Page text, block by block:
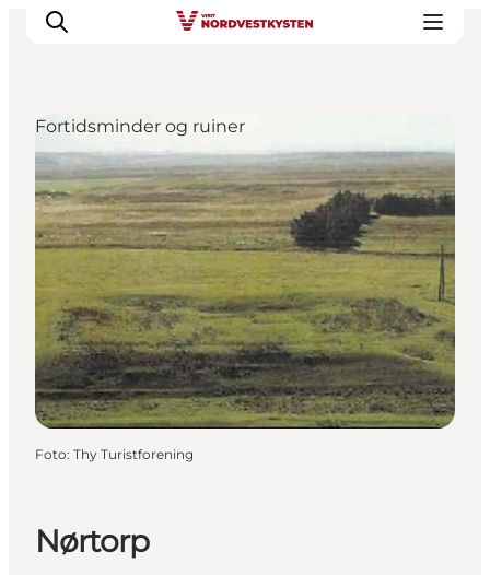
Feriesteder
Inspiration
Handicapvenlig ferie
Events
Overnatning
Planlæg din ferie
Nørtorp
Fortidsminder og ruiner
Foto: Thy Turistforening